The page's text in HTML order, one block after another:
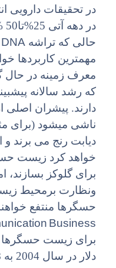
در تحقیقات دارویی
حالی که تراشه DNA
مهمترین کاربردها
معرف زمینه در
دارند. پیشران اصلی
دیابت رنج می برند و
خواهد کرد زیست
برای گلوکز بسازند،
ونظارت برمحیط
حسگرها منتفع
Business